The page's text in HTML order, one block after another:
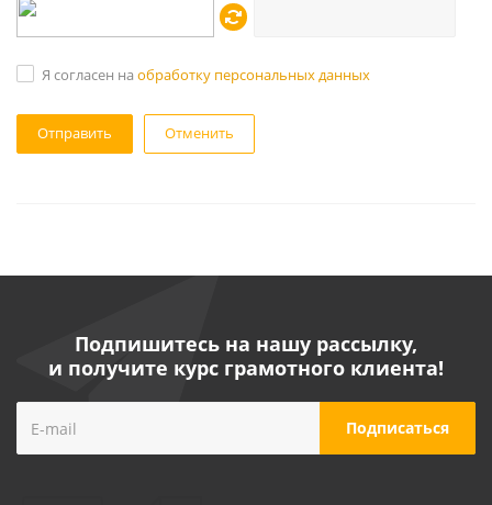
Я согласен на обработку персональных данных
Отменить
Подпишитесь на нашу рассылку,
и получите курс грамотного клиента!